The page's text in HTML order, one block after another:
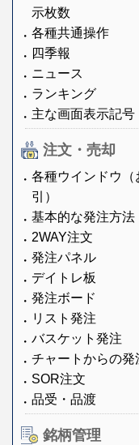
示枚数
各種共通操作
四季報
ニュース
ランキング
主な画面表示記号
注文・売却
各種ウインドウ（
引）
基本的な発注方法
2WAY注文
発注パネル
デイトレ板
発注ボード
リスト発注
バスケット発注
チャートからの発
SOR注文
品受・品渡
銘柄管理